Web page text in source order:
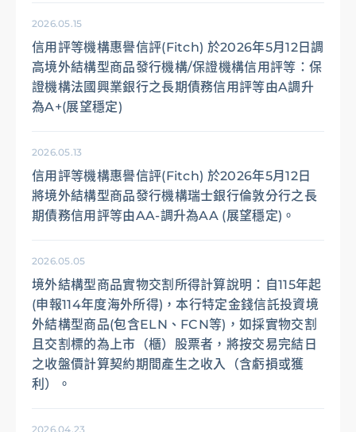
2026.05.15
信用評等機構惠譽信評(Fitch) 於2026年5月12日調
高境外結構型商品發行機構/保證機構信用評等：保
證機構法國興業銀行之長期債務信用評等由A調升
為A+(展望穩定)
2026.05.13
信用評等機構惠譽信評(Fitch) 於2026年5月12日
將境外結構型商品發行機構瑞士銀行倫敦分行之長
期債務信用評等由AA-調升為AA (展望穩定)。
2026.05.05
境外結構型商品實物交割所得計算說明：自115年起
(申報114年度海外所得)，本行特定金錢信託投資境
外結構型商品(包含ELN、FCN等)，如採實物交割
且交割標的為上市（櫃）股票者，將按交易完結日
之收盤價計算契約期間產生之收入（含虧損或獲
利）。
2026.04.23